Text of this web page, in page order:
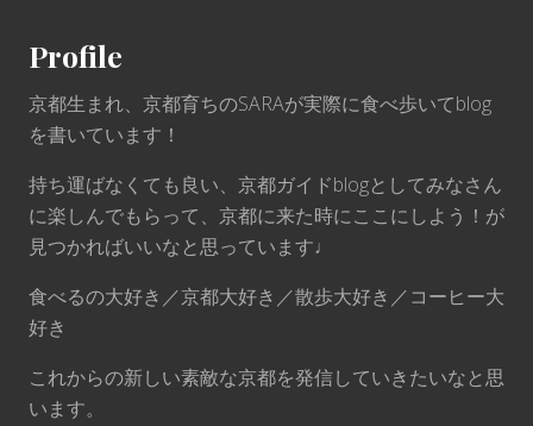
Profile
京都生まれ、京都育ちのSARAが実際に食べ歩いてblog
を書いています！
持ち運ばなくても良い、京都ガイドblogとしてみなさん
に楽しんでもらって、京都に来た時にここにしよう！が
見つかればいいなと思っています♩
食べるの大好き／京都大好き／散歩大好き／コーヒー大
好き
これからの新しい素敵な京都を発信していきたいなと思
います。